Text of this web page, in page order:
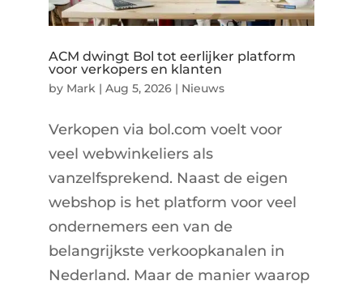
ACM dwingt Bol tot eerlijker platform
voor verkopers en klanten
by Mark | Aug 5, 2026| Nieuws
Verkopen via bol.com voelt voor
veel webwinkeliers als
vanzelfsprekend. Naast de eigen
webshop is het platform voor veel
ondernemers een van de
belangrijkste verkoopkanalen in
Nederland. Maar de manier waarop